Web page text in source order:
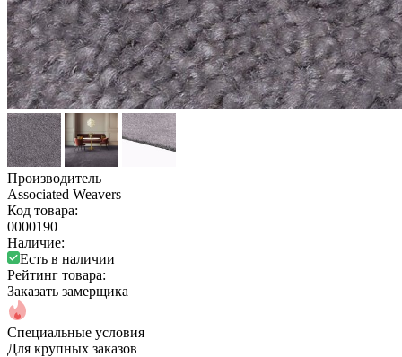
Производитель
Associated Weavers
Код товара:
0000190
Наличие:
Есть в наличии
Рейтинг товара:
Заказать замерщика
Специальные условия
Для крупных заказов